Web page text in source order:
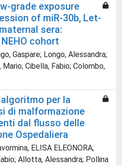
grade exposure
of miR-30b, Let-
sera:
cohort
Gaspare; Longo, Alessandra;
Mario; Cibella, Fabio; Colombo,
per la
di malformazione
dal flusso delle
Ospedaliera
ELISA ELEONORA;
Allotta, Alessandra; Pollina